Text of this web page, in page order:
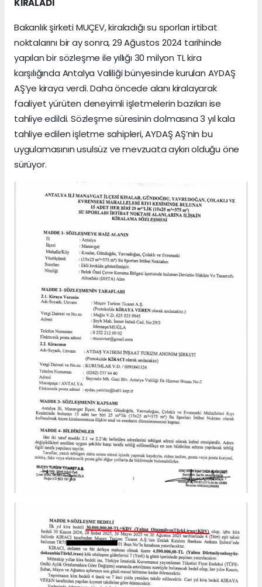
Bakanlık şirketi MUÇEV, kiraladığı su sporları irtibat
noktalarını bir ay sonra, 29 Ağustos 2024 tarihinde
yapılan bir sözleşme ile yıllığı 30 milyon TL kira
karşılığında Antalya Valiliği bünyesinde kurulan AYDAŞ
AŞ’ye kiraya verdi. Daha öncede alanı kiralayarak
faaliyet yürüten deneyimli işletmelerin bazıları ise
tahliye edildi. Sözleşme süresinin dolmasına 3 yıl kala
tahliye edilen işletme sahipleri, AYDAŞ AŞ’nin bu
uygulamasının usulsüz ve mevzuata aykırı olduğu öne
sürüyor.